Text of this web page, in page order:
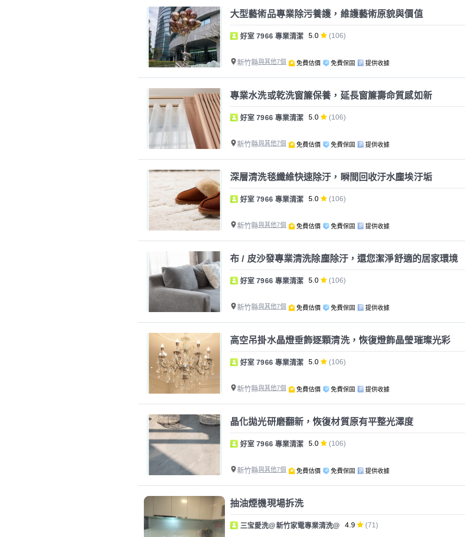
大型藝術品專業除污養護，維護藝術原貌與價值
好室 7966 專業清潔 5.0 (106)
新竹縣與其他7個 免費估價 免費保固 提供收據
專業水洗或乾洗窗簾保養，延長窗簾壽命質感如新
好室 7966 專業清潔 5.0 (106)
新竹縣與其他7個 免費估價 免費保固 提供收據
深層清洗毯纖維快速除汙，瞬間回收汙水塵埃汙垢
好室 7966 專業清潔 5.0 (106)
新竹縣與其他7個 免費估價 免費保固 提供收據
布 / 皮沙發專業清洗除塵除汙，還您潔淨舒適的居家環境
好室 7966 專業清潔 5.0 (106)
新竹縣與其他7個 免費估價 免費保固 提供收據
高空吊掛水晶燈垂飾逐顆清洗，恢復燈飾晶瑩璀璨光彩
好室 7966 專業清潔 5.0 (106)
新竹縣與其他7個 免費估價 免費保固 提供收據
晶化拋光研磨翻新，恢復材質原有平整光澤度
好室 7966 專業清潔 5.0 (106)
新竹縣與其他7個 免費估價 免費保固 提供收據
抽油煙機現場拆洗
三宝愛洗@新竹家電專業清洗@ 4.9 (71)